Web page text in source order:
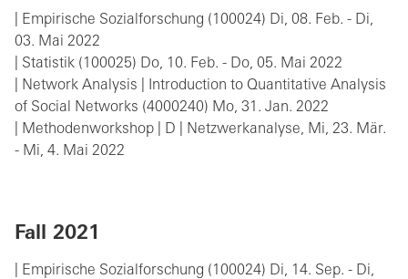
| Empirische Sozialforschung (100024) Di, 08. Feb. - Di,
03. Mai 2022
| Statistik (100025) Do, 10. Feb. - Do, 05. Mai 2022
| Network Analysis | Introduction to Quantitative Analysis
of Social Networks (4000240) Mo, 31. Jan. 2022
| Methodenworkshop | D | Netzwerkanalyse, Mi, 23. Mär.
- Mi, 4. Mai 2022
Fall 2021
| Empirische Sozialforschung (100024) Di, 14. Sep. - Di,